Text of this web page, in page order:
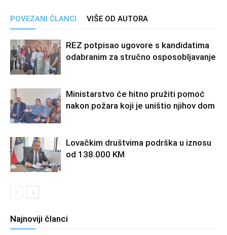
POVEZANI ČLANCI VIŠE OD AUTORA
REZ potpisao ugovore s kandidatima
odabranim za stručno osposobljavanje
Ministarstvo će hitno pružiti pomoć
nakon požara koji je uništio njihov dom
Lovačkim društvima podrška u iznosu
od 138.000 KM
Najnoviji članci